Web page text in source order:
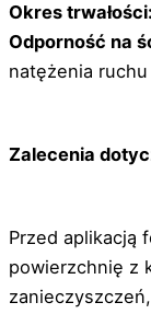
Okres trwałości:
Odporność na
natężenia
Zalecenia
Przed aplikacją
powierzchnię z